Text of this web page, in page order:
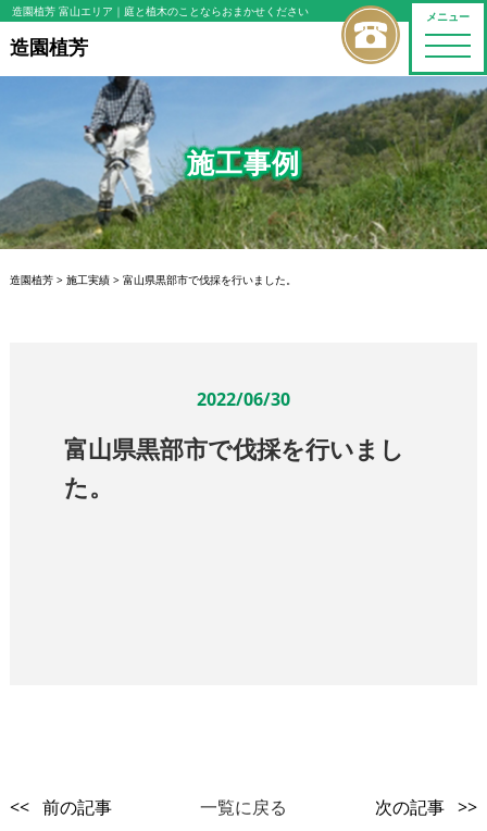
メニュー
toggle
造園植芳 富山エリア ｜庭と植木のことならおまかせください
造園植芳
施工事例
造園植芳> 施工実績> 富山県黒部市で伐採を行いました。
2022/06/30
富山県黒部市で伐採を行いまし
た。
<< 前の記事 一覧に戻る 次の記事 >>